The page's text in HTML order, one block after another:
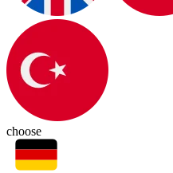
choose